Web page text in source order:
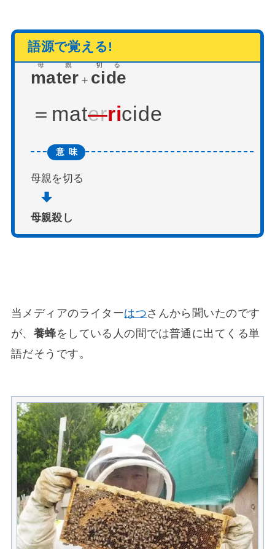
mater
母親
＋ cide
切る
materricide
母親を切る
母親殺し
当メディアのライターはつさんから聞いたのです
が、 養蜂をしている人の間では普通に出てくる単
語だそうです。